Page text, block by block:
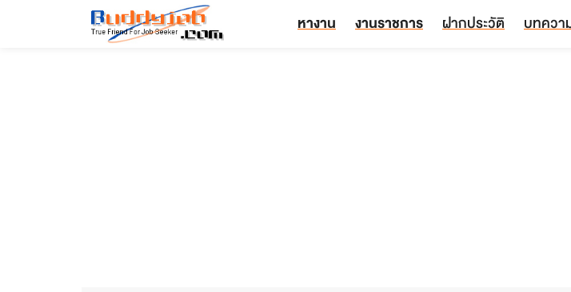
หางาน งานราชการ ฝากประวัติ บทควา